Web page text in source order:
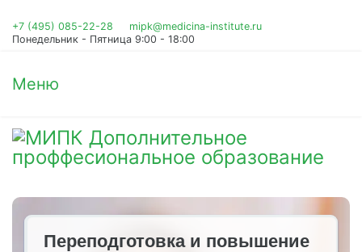
+7 (495) 085-22-28
mipk@medicina-institute.ru
Понедельник - Пятница 9:00 - 18:00
Меню
Переподготовка и повышение